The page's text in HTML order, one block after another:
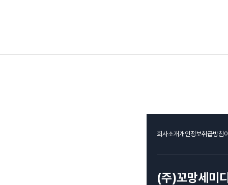
회사소개개인정보취급방침
(주)꼬망세미